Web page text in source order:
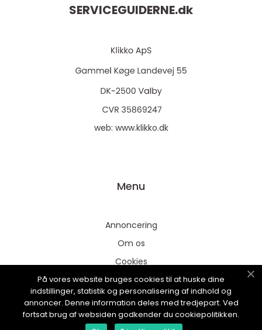
SERVICEGUIDERNE.dk
web: www.klikko.dk
Menu
Annoncering
Om os
Cookies
Kontakt os
Sitemap
På vores website bruges cookies til at huske dine
indstillinger, statistik og personalisering af indhold og
annoncer. Denne information deles med tredjepart. Ved
fortsat brug af websiden godkender du cookiepolitikken.